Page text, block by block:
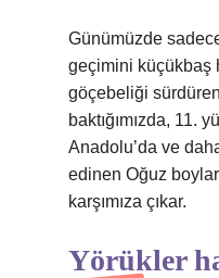
Günümüzde
geçimini küçükbaş
göçebeliği
baktığımızda, 11.
Anadolu’da ve
edinen Oğuz
karşımıza çıkar.
Yörükler